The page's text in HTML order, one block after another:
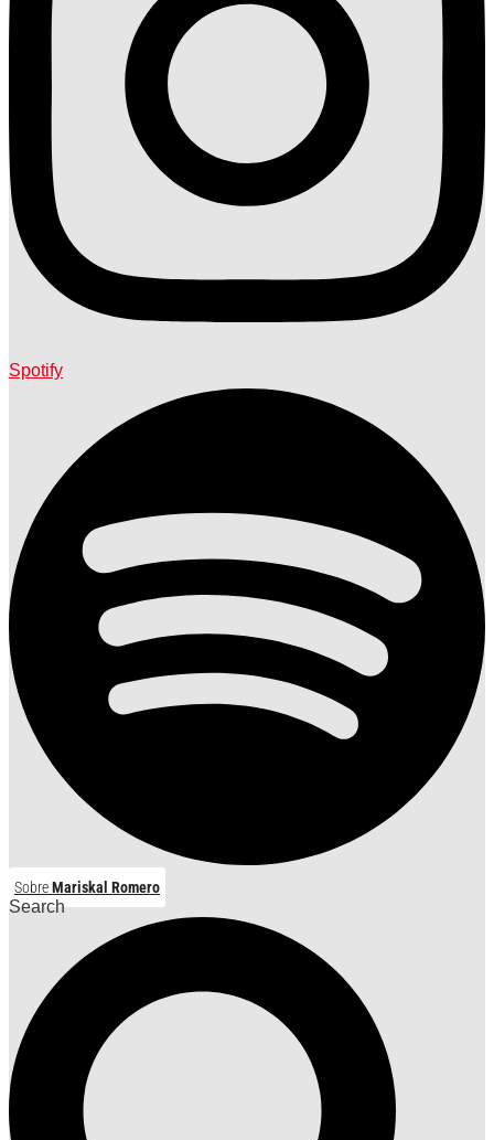
Spotify
SobreMariskal Romero
Search